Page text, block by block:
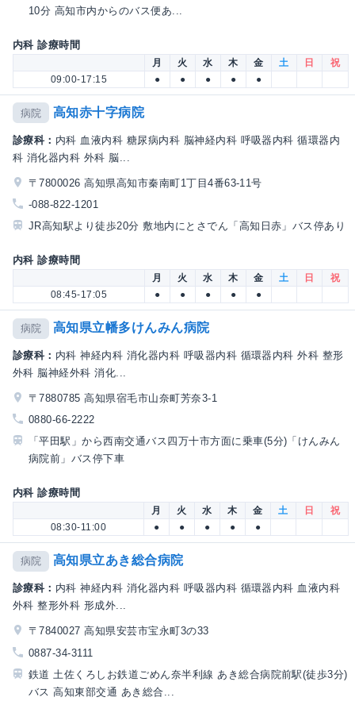
10分 高知市内からのバス便あ...
内科 診療時間
月 火 水 木 金 土 日
祝
09:00-17:15
● ● ● ● ●
病院 高知赤十字病院
診療科： 内科 血液内科 糖尿病内科 脳神経内科 呼吸器内科 循環器内
科 消化器内科 外科 脳...
〒7800026 高知県高知市秦南町1丁目4番63-11号
-088-822-1201
JR高知駅より徒歩20分 敷地内にとさでん「高知日赤」バス停あり
内科 診療時間
月 火 水 木 金 土 日
祝
08:45-17:05
● ● ● ● ●
病院 高知県立幡多けんみん病院
診療科： 内科 神経内科 消化器内科 呼吸器内科 循環器内科 外科 整形
外科 脳神経外科 消化...
〒7880785 高知県宿毛市山奈町芳奈3-1
0880-66-2222
「平田駅」から西南交通バス四万十市方面に乗車(5分)「けんみん
病院前」バス停下車
内科 診療時間
月 火 水 木 金 土 日
祝
08:30-11:00
● ● ● ● ●
病院 高知県立あき総合病院
診療科： 内科 神経内科 消化器内科 呼吸器内科 循環器内科 血液内科
外科 整形外科 形成外...
〒7840027 高知県安芸市宝永町3の33
0887-34-3111
鉄道 土佐くろしお鉄道ごめん奈半利線 あき総合病院前駅(徒歩3分)
バス 高知東部交通 あき総合...